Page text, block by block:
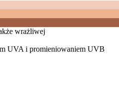
wrażliwej
UVA i promieniowaniem UVB